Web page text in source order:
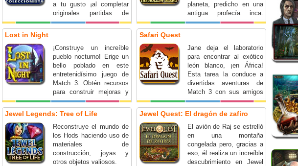
a tu gusto ¡al completar
originales partidas de
Match 3! ¿Qué esperas?
¡Sumérgete en la
planeta, predicho en una
antigua profecía inca.
¿Burlarás a tiempo las
pruebas ancestrales?
Lost in Night
¡Construye un increíble
pueblo nocturno! Erige un
bello poblado en este
entretenidísimo juego de
Match 3. Obtén recursos
para construir mejoras y
fabulosos potenciadores
ganando cientos de
niveles con múltiples
modalidades de juego:
intercambio, cadenas y
grupo. ¡Que comience la
diversión!
Safari Quest
Jane deja el laboratorio
para encontrar al exótico
león blanco, ¡en África!
Esta tarea la conduce a
divertidas aventuras de
Match 3 con sus amigos
de la jungla: Chippy, Leo,
Heppo y Rayitas.
Jewel Legends: Tree of Life
Reconstruye el mundo de
los Hods haciendo uso de
materiales de
construcción, joyas y
otros objetos valiosos.
Jewel Quest: El dragón de zafiro
El avión de Raj se estrelló
en una montaña
congelada pero, gracias a
eso, él realiza un increíble
descubrimiento en Jewel